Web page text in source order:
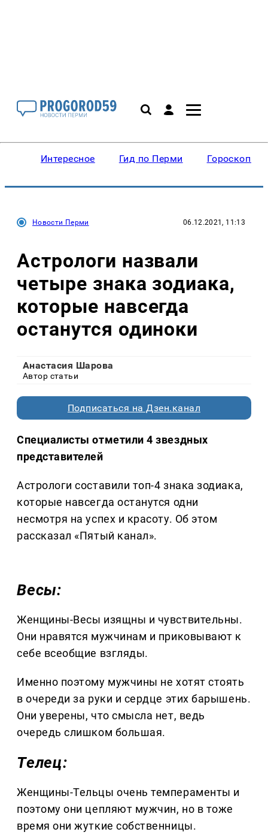
Интересное Гид по Перми Гороскопы
Новости Перми 06.12.2021, 11:13
Астрологи назвали
четыре знака зодиака,
которые навсегда
останутся одиноки
Анастасия Шарова
Автор статьи
Подписаться на Дзен.канал
Специалисты отметили 4 звездных
представителей
Астрологи составили топ-4 знака зодиака,
которые навсегда останутся одни
несмотря на успех и красоту. Об этом
рассказал «Пятый канал».
Весы:
Женщины-Весы изящны и чувствительны.
Они нравятся мужчинам и приковывают к
себе всеобщие взгляды.
Именно поэтому мужчины не хотят стоять
в очереди за руки и сердце этих барышень.
Они уверены, что смысла нет, ведь
очередь слишком большая.
Телец:
Женщины-Тельцы очень темпераменты и
поэтому они цепляют мужчин, но в тоже
время они жуткие собственницы.